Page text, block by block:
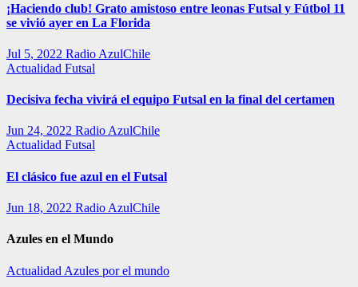
¡Haciendo club! Grato amistoso entre leonas Futsal y Fútbol 11
se vivió ayer en La Florida
Jul 5, 2022 Radio AzulChile
Actualidad Futsal
Decisiva fecha vivirá el equipo Futsal en la final del certamen
Jun 24, 2022 Radio AzulChile
Actualidad Futsal
El clásico fue azul en el Futsal
Jun 18, 2022 Radio AzulChile
Azules en el Mundo
Actualidad Azules por el mundo